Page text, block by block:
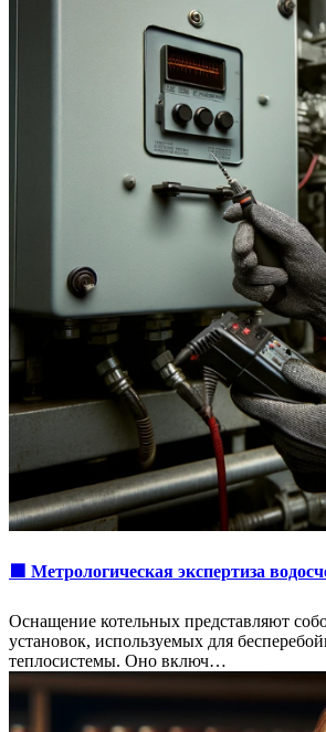
🟩 Метрологическая экспертиза
Оснащение котельных представляют
установок, используемых для
теплосистемы. Оно включ…